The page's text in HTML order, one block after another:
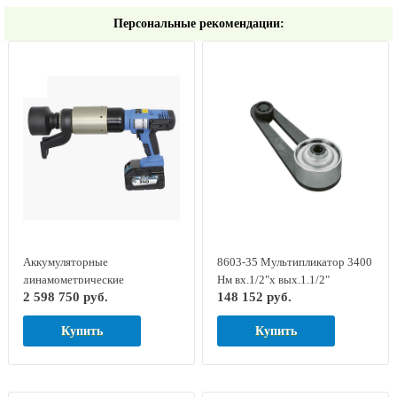
Персональные рекомендации:
Аккумуляторные
динамометрические
гайковерты серии LOSOMAT
LDA-60
2 598 750 руб.
Купить
8603-35 Мультипликатор 3400
Нм вх.1/2"х вых.1.1/2"
DREMOPLUS GED RED
7704500
148 152 руб.
Купить